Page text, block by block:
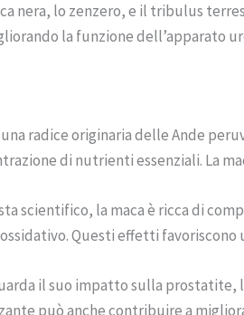
nera, lo zenzero, e il tribulus
la funzione dell’apparato
una radice originaria delle Ande
di nutrienti essenziali. La
scientifico, la maca è ricca di
Questi effetti
il suo impatto sulla prostatite,
può anche contribuire a